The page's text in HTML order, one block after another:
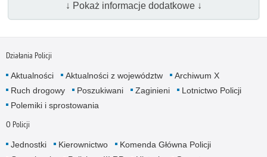
↓ Pokaż informacje dodatkowe ↓
Działania Policji
Aktualności Aktualności z województw
Archiwum X
Ruch drogowy
Poszukiwani Zaginieni
Lotnictwo Policji
Polemiki i sprostowania
O Policji
Jednostki Kierownictwo
Komenda Główna Policji